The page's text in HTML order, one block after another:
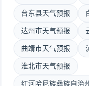
台东县天气预报
达州市天气预报
曲靖市天气预报
淮北市天气预报
红河哈尼族彝族自治